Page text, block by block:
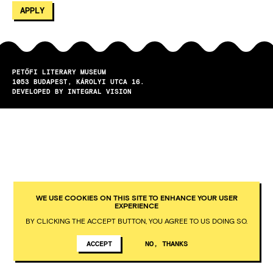
PETŐFI LITERARY MUSEUM
1053
BUDAPEST
KÁROLYI UTCA 16.
DEVELOPED BY INTEGRAL VISION
WE USE COOKIES ON THIS SITE TO ENHANCE YOUR USER
EXPERIENCE
BY CLICKING THE ACCEPT BUTTON, YOU AGREE TO US DOING SO.
ACCEPT NO, THANKS